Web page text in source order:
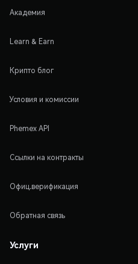
Академия
Learn & Earn
Крипто блог
Условия и комиссии
Phemex API
Ссылки на контракты
Офиц.верификация
Обратная связь
Услуги